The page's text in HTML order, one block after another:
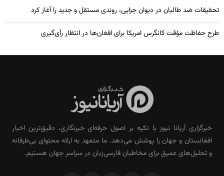
تحقیقات ضد طالبان در دیوان جزایی، روندی مستقل و جدید را آغاز کرد
طرح حفاظت مؤقت کانگرس امریکا برای افغان‌ها در انتظار رأی‌گیری
خبرگزاری آریانا نیوز با تکیه بر اصول حرفه‌ای خبرنگاری، دقیق‌ترین اخبار
افغانستان و جهان را پوشش می‌دهد. ما متعهد به ارائه محتوای بی‌طرفانه
و تحلیل‌های عمیق برای مخاطبان فارسی‌زبان در سراسر جهان هستیم.